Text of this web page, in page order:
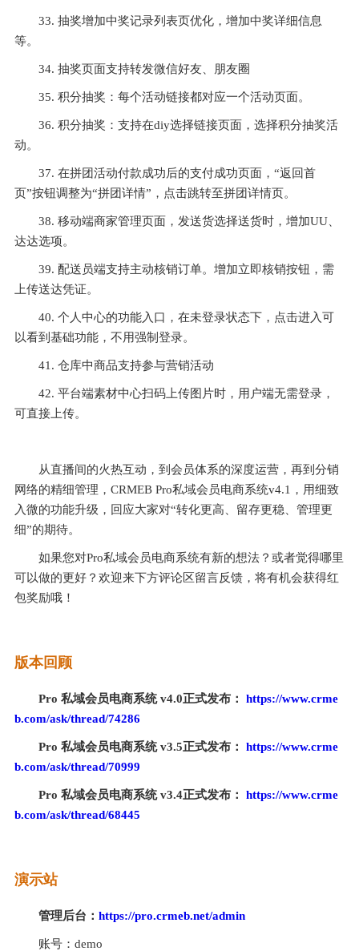
33. 抽奖增加中奖记录列表页优化，增加中奖详细信息
等。
34. 抽奖页面支持转发微信好友、朋友圈
35. 积分抽奖：每个活动链接都对应一个活动页面。
36. 积分抽奖：支持在diy选择链接页面，选择积分抽奖活
动。
37. 在拼团活动付款成功后的支付成功页面，“返回首
页”按钮调整为“拼团详情”，点击跳转至拼团详情页。
38. 移动端商家管理页面，发送货选择送货时，增加UU、
达达选项。
39. 配送员端支持主动核销订单。增加立即核销按钮，需
上传送达凭证。
40. 个人中心的功能入口，在未登录状态下，点击进入可
以看到基础功能，不用强制登录。
41. 仓库中商品支持参与营销活动
42. 平台端素材中心扫码上传图片时，用户端无需登录，
可直接上传。
从直播间的火热互动，到会员体系的深度运营，再到分销
网络的精细管理，CRMEB Pro私域会员电商系统v4.1，用细致
入微的功能升级，回应大家对“转化更高、留存更稳、管理更
细”的期待。
如果您对Pro私域会员电商系统有新的想法？或者觉得哪里
可以做的更好？欢迎来下方评论区留言反馈，将有机会获得红
包奖励哦！
版本回顾
Pro 私域会员电商系统 v4.0正式发布： https://www.crme
b.com/ask/thread/74286
Pro 私域会员电商系统 v3.5正式发布： https://www.crme
b.com/ask/thread/70999
Pro 私域会员电商系统 v3.4正式发布： https://www.crme
b.com/ask/thread/68445
演示站
管理后台： https://pro.crmeb.net/admin
账号：demo